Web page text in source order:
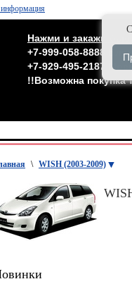
Нажми и закажи
+7-999-058-8888
+7-929-495-2187
!!Возможна покупка
\ WISH (2003-2009)